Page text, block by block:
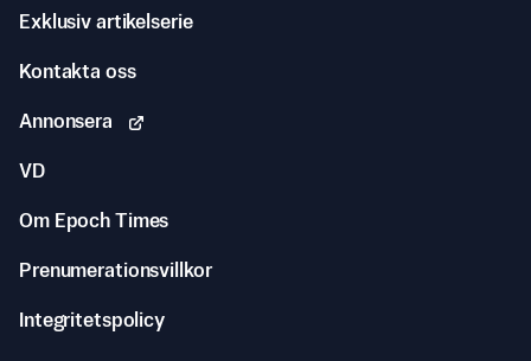
Exklusiv artikelserie
Kontakta oss
Annonsera
VD
Om Epoch Times
Prenumerationsvillkor
Integritetspolicy